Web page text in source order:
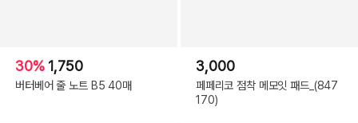
30% 1,750
버터베어 줄 노트 B5 40매
3,000
페페리코 점착 메모잇 패드_(847
170)